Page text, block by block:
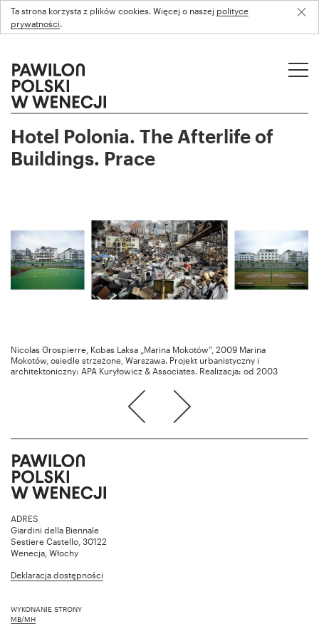
Ta strona korzysta z plików cookies. Więcej o naszej polityce
prywatności.
Hotel Polonia. The Afterlife of
Buildings. Prace
Nicolas Grospierre, Kobas Laksa „Marina Mokotów”, 2009 Marina
Mokotów, osiedle strzeżone, Warszawa. Projekt urbanistyczny i
architektoniczny: APA Kuryłowicz & Associates. Realizacja: od 2003
ADRES
Giardini della Biennale
Sestiere Castello, 30122
Wenecja, Włochy
Deklaracja dostępności
WYKONANIE STRONY
MB/MH